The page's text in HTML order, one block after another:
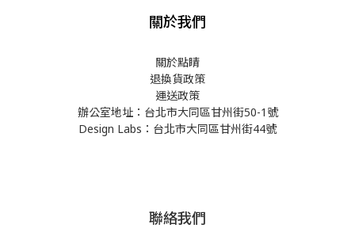
關於我們
關於點睛
退換貨政策
運送政策
辦公室地址：台北市大同區甘州街50-1號
Design Labs：台北市大同區甘州街44號
聯絡我們